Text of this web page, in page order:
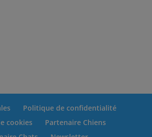
Politique de confidentialité
cookies
Partenaire Chiens